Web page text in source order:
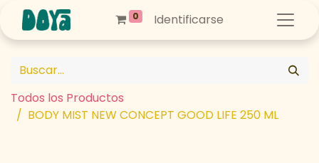
0 Identificarse
Todos los Productos
BODY MIST NEW CONCEPT GOOD LIFE 250 ML